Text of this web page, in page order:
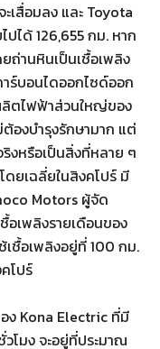
เสื่อมลง และ Toyota
ได้ 126,655 กม. หาก
ถ่านหินเป็นเชื้อเพลิง
บอนไดออกไซด์ออก
ลิตไฟฟ้าส่วนใหญ่ของ
องบำรุงรักษามาก แต่
งหรือเป็นสิ่งที่หลาย ๆ
ยเฉลี่ยในสิงคโปร์ มี
Motors ผู้จัด
อเพลิงรายเดือนของ
เชื้อเพลิงอยู่ที่ 100 กม.
โปร์
ง Kona Electric ที่มี
โมง จะอยู่ที่ประมาณ